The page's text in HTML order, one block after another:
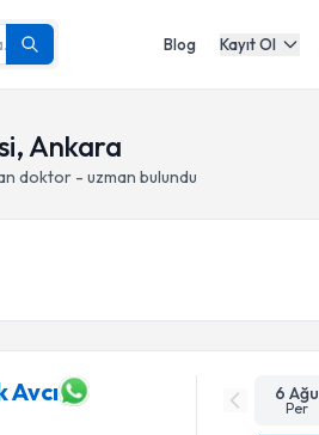
Blog Kayıt Ol
Ankara
doktor - uzman bulundu
Avcı 6 Ağu
Per